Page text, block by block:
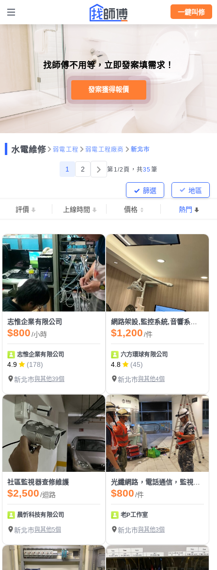
一鍵叫修
找師傅不用等，立即發案填需求！
發案獲得報價
水電維修 弱電工程 弱電工程廠商 新北市
1 2 第1/2頁， 共35 筆
地區
篩選
評價 上線時間 價格 熱門
志惟企業有限公司
$800/小時
志惟企業有限公司
4.9
(178)
新北市與其他39個
網路架設,監控系統,音響系統,環控,門禁系統,3C產品整合
$1,200/件
六方環球有限公司
4.8
(45)
新北市與其他4個
社區監視器查修維護
$2,500/迴路
晨忻科技有限公司
新北市與其他5個
光纖網路，電話通信，監視系統，弱電工程
$800/件
老P工作室
新北市與其他3個